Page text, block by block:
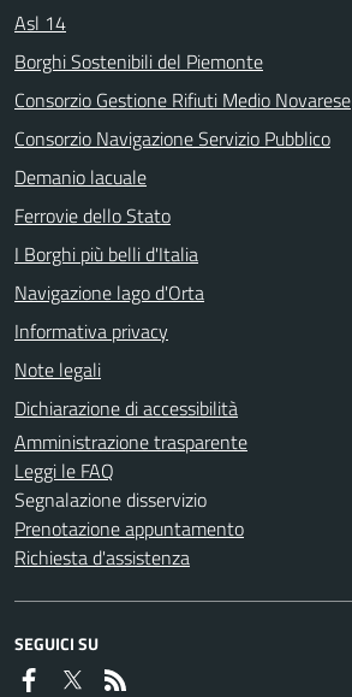
Asl 14
Borghi Sostenibili del Piemonte
Consorzio Gestione Rifiuti Medio Novarese
Consorzio Navigazione Servizio Pubblico
Demanio lacuale
Ferrovie dello Stato
I Borghi più belli d'Italia
Navigazione lago d'Orta
Informativa privacy
Note legali
Dichiarazione di accessibilità
Amministrazione trasparente
Leggi le FAQ
Segnalazione disservizio
Prenotazione appuntamento
Richiesta d'assistenza
SEGUICI SU